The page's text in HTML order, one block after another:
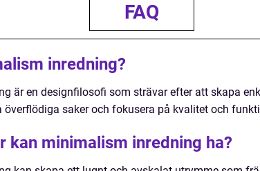
FAQ
inredning?
är en designfilosofi som strävar efter att skapa
överflödiga saker och fokusera på kvalitet och
kan minimalism inredning ha?